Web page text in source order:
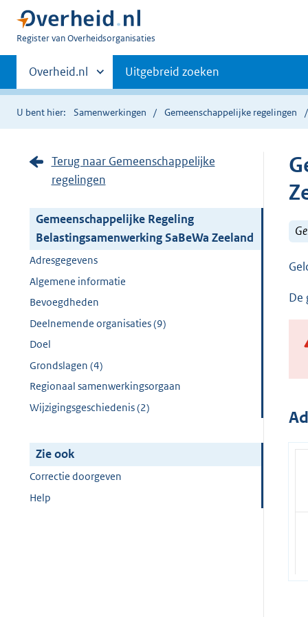
U
Register van Overheidsorganisaties
Primaire
navigatie
Andere
sites
binnen
Overheid.nl Uitgebreid zoeken
U bent hier: Samenwerkingen Gemeenschappelijke regelingen
Terug naar Gemeenschappelijke
regelingen
Gemeenschappelijke Regeling
Belastingsamenwerking SaBeWa Zeeland
Adresgegevens
Algemene informatie
Bevoegdheden
Deelnemende organisaties (9)
Doel
Grondslagen (4)
Regionaal samenwerkingsorgaan
Wijzigingsgeschiedenis (2)
Zie ook
Correctie doorgeven
Help
De